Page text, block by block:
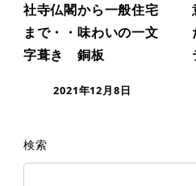
社寺仏閣から一般住宅
まで・・味わいの一文
字葺き 銅板
2021年12月8日
検索